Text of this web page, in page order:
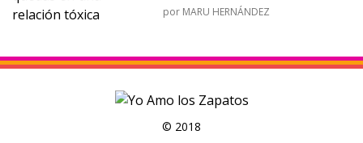
por MARU HERNÁNDEZ
© 2018